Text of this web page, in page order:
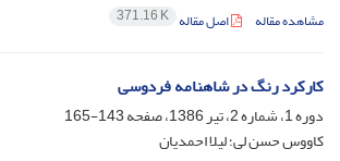
مشاهده مقاله اصل مقاله 371.16 K
کارکرد رنگ در شاهنامه فردوسی
دوره 1، شماره 2، تیر 1386، صفحه
143-165
کاووس حسن لی؛ لیلا احمدیان